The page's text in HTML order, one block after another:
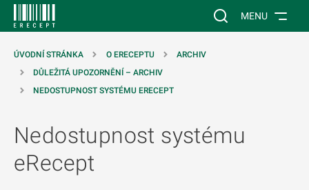
Vyhledávání na
MENU
ÚVODNÍ STRÁNKA O ERECEPTU
ARCHIV
DŮLEŽITÁ UPOZORNĚNÍ – ARCHIV
NEDOSTUPNOST SYSTÉMU ERECEPT
Nedostupnost systému
eRecept